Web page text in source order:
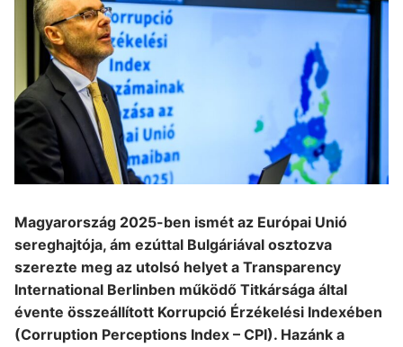
Magyarország 2025-ben ismét az Európai Unió
sereghajtója, ám ezúttal Bulgáriával osztozva
szerezte meg az utolsó helyet a Transparency
International Berlinben működő Titkársága által
évente összeállított Korrupció Érzékelési Indexében
(Corruption Perceptions Index – CPI). Hazánk a